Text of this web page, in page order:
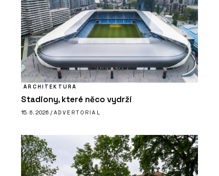
ARCHITEKTURA
Stadiony, které něco vydrží
15. 6. 2026 / ADVERTORIAL